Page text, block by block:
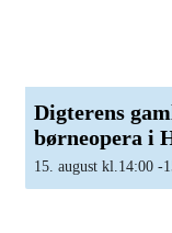
Digterens
børneopera i
15. august kl.14:00 -